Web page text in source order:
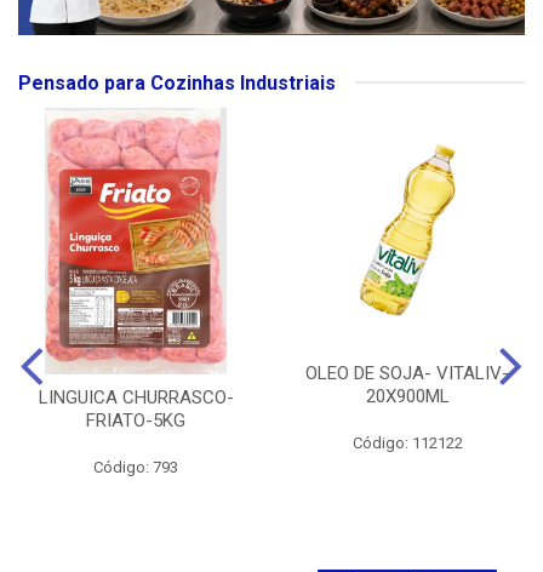
Pensado para Cozinhas Industriais
LINGUICA CHURRASCO-
FRIATO-5KG
Código: 793
OLEO DE SOJA- VITALIV-
20X900ML
Código: 112122